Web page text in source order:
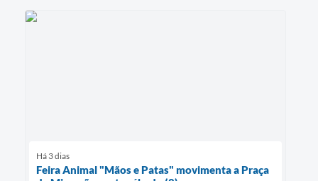
Há 3 dias
Feira Animal "Mãos e Patas" movimenta a Praça